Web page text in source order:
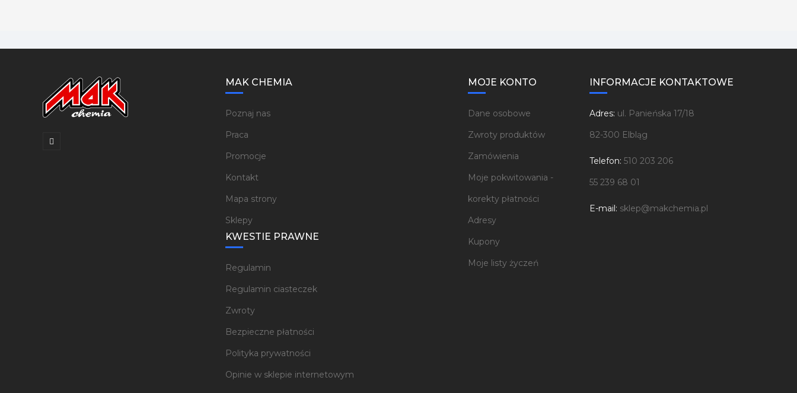
MAK CHEMIA
Poznaj nas
Praca
Promocje
Kontakt
Mapa strony
Sklepy
KWESTIE PRAWNE
Regulamin
Regulamin ciasteczek
Zwroty
Bezpieczne płatności
Polityka prywatności
Opinie w sklepie internetowym
MOJE KONTO
Dane osobowe
Zwroty produktów
Zamówienia
Moje pokwitowania -
korekty płatności
Adresy
Kupony
Moje listy życzeń
INFORMACJE KONTAKTOWE
Adres: ul. Panieńska 17/18
82-300 Elbląg
Telefon: 510 203 206
55 239 68 01
E-mail: sklep@makchemia.pl